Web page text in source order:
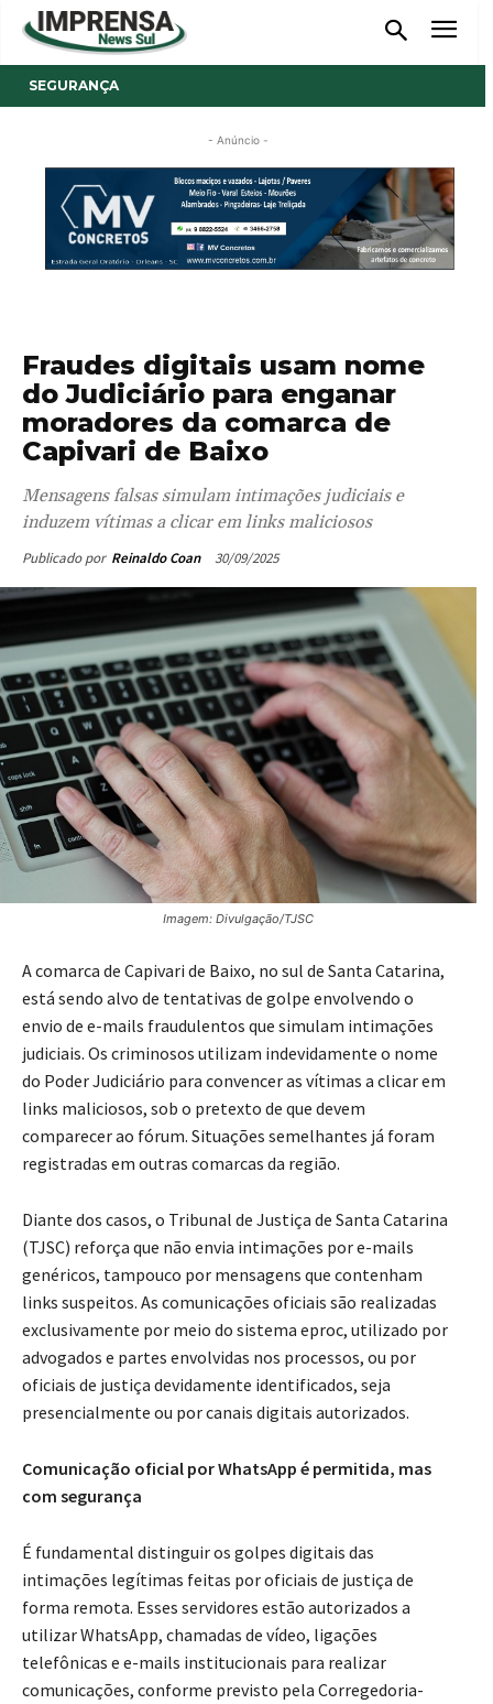
SEGURANÇA
- Anúncio -
Fraudes digitais usam nome
do Judiciário para enganar
moradores da comarca de
Capivari de Baixo
Mensagens falsas simulam intimações judiciais e
induzem vítimas a clicar em links maliciosos
Publicado por Reinaldo Coan 30/09/2025
Imagem: Divulgação/TJSC
A comarca de Capivari de Baixo, no sul de Santa Catarina,
está sendo alvo de tentativas de golpe envolvendo o
envio de e-mails fraudulentos que simulam intimações
judiciais. Os criminosos utilizam indevidamente o nome
do Poder Judiciário para convencer as vítimas a clicar em
links maliciosos, sob o pretexto de que devem
comparecer ao fórum. Situações semelhantes já foram
registradas em outras comarcas da região.
Diante dos casos, o Tribunal de Justiça de Santa Catarina
(TJSC) reforça que não envia intimações por e-mails
genéricos, tampouco por mensagens que contenham
links suspeitos. As comunicações oficiais são realizadas
exclusivamente por meio do sistema eproc, utilizado por
advogados e partes envolvidas nos processos, ou por
oficiais de justiça devidamente identificados, seja
presencialmente ou por canais digitais autorizados.
Comunicação oficial por WhatsApp é permitida, mas
com segurança
É fundamental distinguir os golpes digitais das
intimações legítimas feitas por oficiais de justiça de
forma remota. Esses servidores estão autorizados a
utilizar WhatsApp, chamadas de vídeo, ligações
telefônicas e e-mails institucionais para realizar
comunicações, conforme previsto pela Corregedoria-